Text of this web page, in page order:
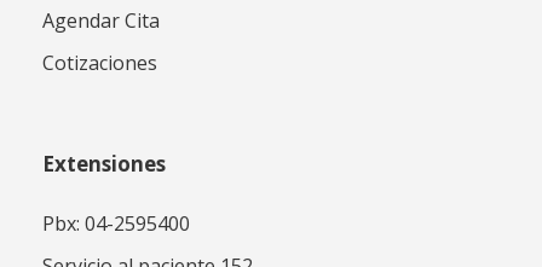
Agendar Cita
Cotizaciones
Extensiones
Pbx: 04-2595400